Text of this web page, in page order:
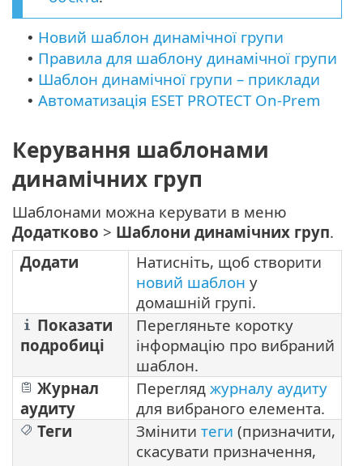
• Новий шаблон динамічної групи
• Правила для шаблону динамічної групи
• Шаблон динамічної групи – приклади
• Автоматизація ESET PROTECT On-Prem
Керування шаблонами
динамічних груп
Шаблонами можна керувати в меню
Додатково > Шаблони динамічних груп.
Додати
Натисніть, щоб створити
новий шаблон у
домашній групі.
Показати
подробиці
Перегляньте коротку
інформацію про вибраний
шаблон.
Журнал
аудиту
Перегляд журналу аудиту
для вибраного елемента.
Теги
Змінити теги (призначити,
скасувати призначення,